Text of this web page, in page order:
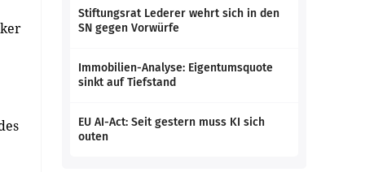
Stiftungsrat Lederer wehrt sich in den
SN gegen Vorwürfe
Immobilien-Analyse: Eigentumsquote
sinkt auf Tiefstand
EU AI-Act: Seit gestern muss KI sich
outen